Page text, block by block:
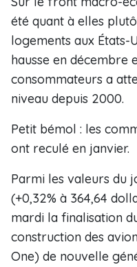
été quant à elles
logements aux États-
hausse en décembre
consommateurs a
niveau depuis 2000.
Petit bémol : les
ont reculé en janvier.
Parmi les valeurs du
(+0,32% à 364,64
mardi la finalisation
construction des
One) de nouvelle